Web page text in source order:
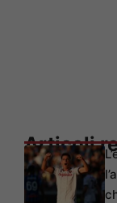
Articoli